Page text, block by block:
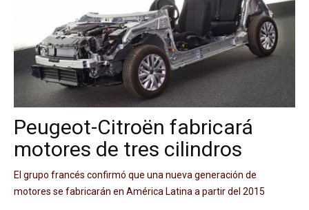
Peugeot-Citroën fabricará
motores de tres cilindros
El grupo francés confirmó que una nueva generación de
motores se fabricarán en América Latina a partir del 2015